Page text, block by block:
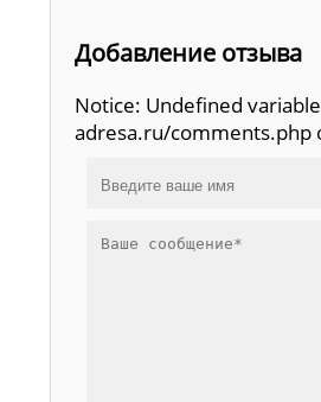
Добавление отзыва
Notice: Undefined
adresa.ru/comments.php